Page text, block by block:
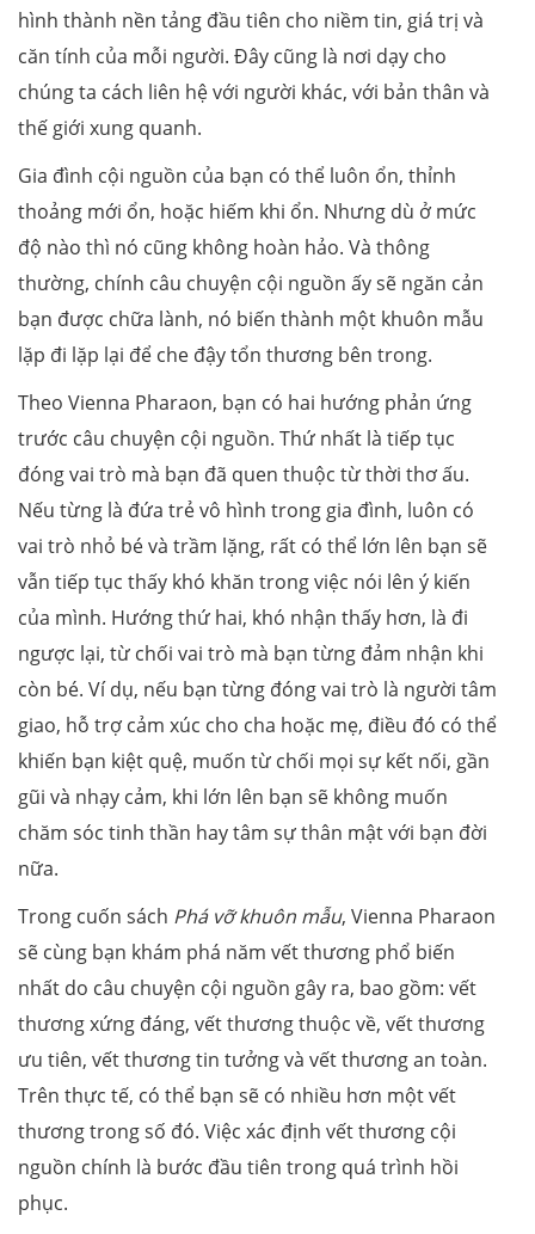
hình thành nền tảng đầu tiên cho niềm tin, giá trị và
căn tính của mỗi người. Đây cũng là nơi dạy cho
chúng ta cách liên hệ với người khác, với bản thân và
thế giới xung quanh.
Gia đình cội nguồn của bạn có thể luôn ổn, thỉnh
thoảng mới ổn, hoặc hiếm khi ổn. Nhưng dù ở mức
độ nào thì nó cũng không hoàn hảo. Và thông
thường, chính câu chuyện cội nguồn ấy sẽ ngăn cản
bạn được chữa lành, nó biến thành một khuôn mẫu
lặp đi lặp lại để che đậy tổn thương bên trong.
Theo Vienna Pharaon, bạn có hai hướng phản ứng
trước câu chuyện cội nguồn. Thứ nhất là tiếp tục
đóng vai trò mà bạn đã quen thuộc từ thời thơ ấu.
Nếu từng là đứa trẻ vô hình trong gia đình, luôn có
vai trò nhỏ bé và trầm lặng, rất có thể lớn lên bạn sẽ
vẫn tiếp tục thấy khó khăn trong việc nói lên ý kiến
của mình. Hướng thứ hai, khó nhận thấy hơn, là đi
ngược lại, từ chối vai trò mà bạn từng đảm nhận khi
còn bé. Ví dụ, nếu bạn từng đóng vai trò là người tâm
giao, hỗ trợ cảm xúc cho cha hoặc mẹ, điều đó có thể
khiến bạn kiệt quệ, muốn từ chối mọi sự kết nối, gần
gũi và nhạy cảm, khi lớn lên bạn sẽ không muốn
chăm sóc tinh thần hay tâm sự thân mật với bạn đời
nữa.
Trong cuốn sách Phá vỡ khuôn mẫu, Vienna Pharaon
sẽ cùng bạn khám phá năm vết thương phổ biến
nhất do câu chuyện cội nguồn gây ra, bao gồm: vết
thương xứng đáng, vết thương thuộc về, vết thương
ưu tiên, vết thương tin tưởng và vết thương an toàn.
Trên thực tế, có thể bạn sẽ có nhiều hơn một vết
thương trong số đó. Việc xác định vết thương cội
nguồn chính là bước đầu tiên trong quá trình hồi
phục.